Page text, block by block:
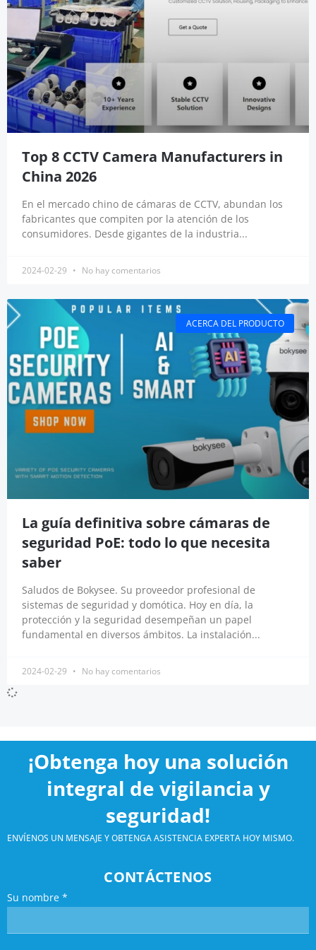
Top 8 CCTV Camera Manufacturers in
China 2026
En el mercado chino de cámaras de CCTV, abundan los
fabricantes que compiten por la atención de los
consumidores. Desde gigantes de la industria...
2024-02-29 No hay comentarios
ACERCA DEL PRODUCTO
La guía definitiva sobre cámaras de
seguridad PoE: todo lo que necesita
saber
Saludos de Bokysee. Su proveedor profesional de
sistemas de seguridad y domótica. Hoy en día, la
protección y la seguridad desempeñan un papel
fundamental en diversos ámbitos. La instalación...
2024-02-29 No hay comentarios
¡Obtenga hoy una solución
integral de vigilancia y
seguridad!
ENVÍENOS UN MENSAJE Y OBTENGA ASISTENCIA EXPERTA HOY MISMO.
CONTÁCTENOS
Su nombre *